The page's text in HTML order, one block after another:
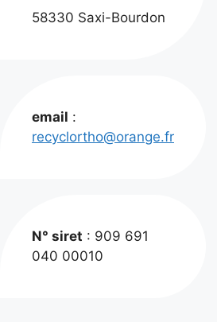
58330 Saxi-Bourdon
email :
recyclortho@orange.fr
N° siret : 909 691
040 00010